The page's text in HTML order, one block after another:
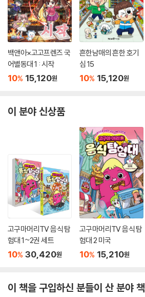
백앤아×고고프렌즈 국
어별동대 1 : 시작
10% 15,120원
흔한남매의 흔한 호기
심 15
10% 15,120원
이 분야 신상품
고구마머리TV 음식 탐
험대 1~2권 세트
10% 30,420원
고구마머리TV 음식 탐
험대 2 미국
10% 15,210원
이 책을 구입하신 분들이 산 분야 책